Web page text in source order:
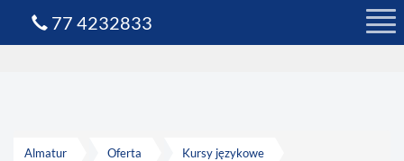
Almatur Oferta Kursy językowe
77 4232833